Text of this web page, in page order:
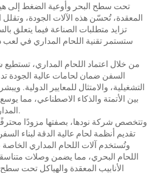
تحت سطح البحر وأوعية الضغط إلى
المعقدة، تُحسّن هذه الآلات الجودة،
تزايد متطلبات الصناعة فيما يتعلق
ستستمر تقنية اللحام المداري في لعب
من خلال اعتماد اللحام المداري، تستطيع
السفن ضمان لحامات عالية الجودة
التشغيلية، والامتثال للمعايير الدولية.
بين الأتمتة والذكاء الاصطناعي، مما
المداري في هذه الصناعات الحيوية.
وتتخصص شركة نودها، بصفتها مزودًا
تقديم أنظمة لحام عالية الدقة لبناء
وتُستخدم آلات اللحام المداري
اللحام البحري، مما يضمن وصلات
الأنابيب المعقدة والهياكل تحت